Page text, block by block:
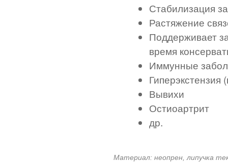
Стабилизация
Растяжение
Поддерживает
время
Иммунные
Гиперэкстензия
Вывихи
Остиоартрит
др.
Материал: неопрен, липучка